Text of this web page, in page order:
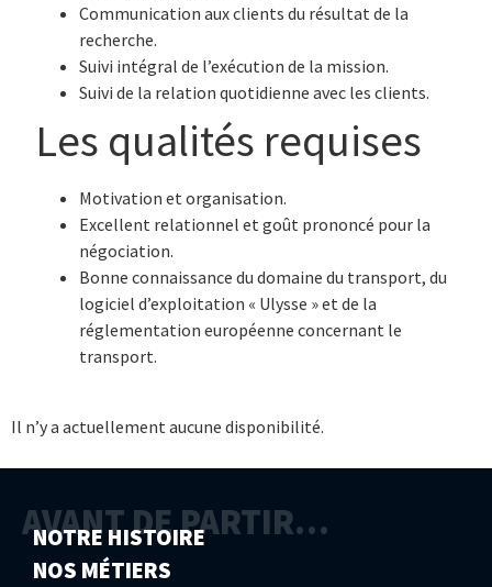
Communication aux clients du résultat de la
recherche.
Suivi intégral de l’exécution de la mission.
Suivi de la relation quotidienne avec les clients.
Les qualités requises
Motivation et organisation.
Excellent relationnel et goût prononcé pour la
négociation.
Bonne connaissance du domaine du transport, du
logiciel d’exploitation « Ulysse » et de la
réglementation européenne concernant le
transport.
Il n’y a actuellement aucune disponibilité.
AVANT DE PARTIR…
NOTRE HISTOIRE
NOS MÉTIERS